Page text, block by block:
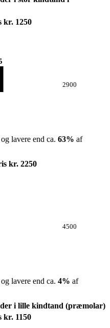
kr. 1250
2900
og lavere end ca. 63% af
kr. 2250
4500
og lavere end ca. 4% af
i lille kindtand (præmolar)
kr. 1150